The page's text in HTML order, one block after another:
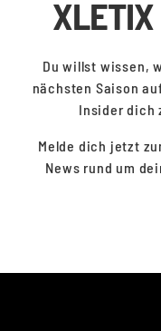
Du willst wissen,
nächsten Saison
Insider dich
Melde dich jetzt
News rund um